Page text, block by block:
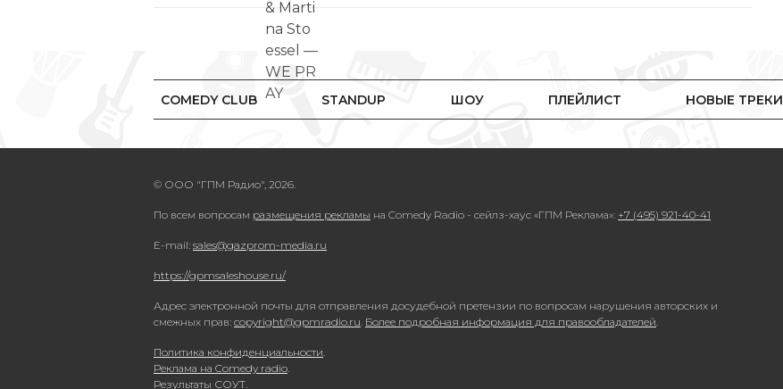
COMEDY CLUB STANDUP ШОУ ПЛЕЙЛИСТ НОВЫЕ ТРЕКИ
© ООО "ГПМ Радио", 2026.
По всем вопросам размещения рекламы на Comedy Radio - сейлз-хаус «ГПМ Реклама»: +7 (495) 921-40-41
E-mail: sales@gazprom-media.ru
https://gpmsaleshouse.ru/
Адрес электронной почты для отправления досудебной претензии по вопросам нарушения авторских и
смежных прав: copyright@gpmradio.ru. Более подробная информация для правообладателей.
Политика конфиденциальности.
Реклама на Comedy radio.
Результаты СОУТ.